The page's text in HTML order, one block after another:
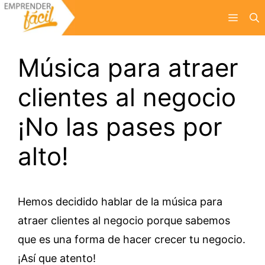
Saltar
Menú
Música para atraer
clientes al negocio
¡No las pases por
alto!
Hemos decidido hablar de la música para
atraer clientes al negocio porque sabemos
que es una forma de hacer crecer tu negocio.
¡Así que atento!